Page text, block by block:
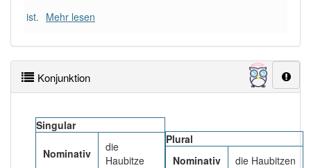
ist. Mehr lesen
Konjunktion
Singular
Nominativ
die
Haubitze
Plural
Nominativ
die Haubitzen